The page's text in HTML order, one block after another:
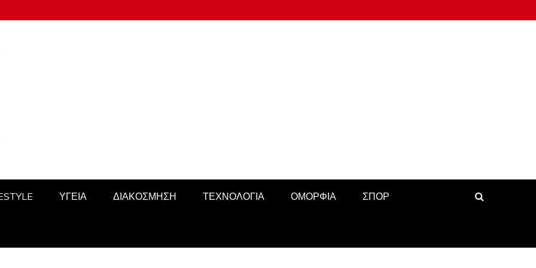
ΥΓΕΙΑ ΔΙΑΚΟΣΜΗΣΗ ΤΕΧΝΟΛΟΓΙΑ ΟΜΟΡΦΙΑ ΣΠΟΡ